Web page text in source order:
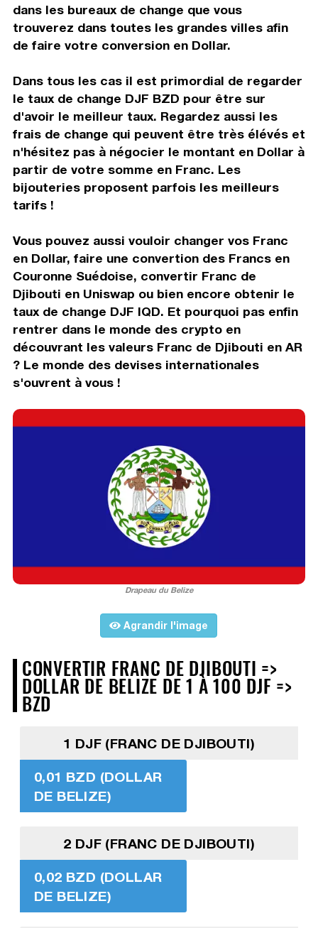
dans les bureaux de change que vous
trouverez dans toutes les grandes villes afin
de faire votre conversion en Dollar.
Dans tous les cas il est primordial de regarder
le taux de change DJF BZD pour être sur
d'avoir le meilleur taux. Regardez aussi les
frais de change qui peuvent être très élévés et
n'hésitez pas à négocier le montant en Dollar à
partir de votre somme en Franc. Les
bijouteries proposent parfois les meilleurs
tarifs !
Vous pouvez aussi vouloir changer vos Franc
en Dollar, faire une convertion des Francs en
Couronne Suédoise, convertir Franc de
Djibouti en Uniswap ou bien encore obtenir le
taux de change DJF IQD. Et pourquoi pas enfin
rentrer dans le monde des crypto en
découvrant les valeurs Franc de Djibouti en AR
? Le monde des devises internationales
s'ouvrent à vous !
Drapeau du Belize
Agrandir l'image
CONVERTIR FRANC DE DJIBOUTI =>
DOLLAR DE BELIZE DE 1 À 100 DJF =>
BZD
1 DJF (FRANC DE DJIBOUTI)
0,01 BZD (DOLLAR
DE BELIZE)
2 DJF (FRANC DE DJIBOUTI)
0,02 BZD (DOLLAR
DE BELIZE)